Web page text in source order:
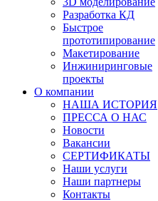
Разработка КД
Быстрое
прототипирование
Макетирование
Инжиниринговые
проекты
О компании
НАША ИСТОРИЯ
ПРЕССА О НАС
Новости
Вакансии
СЕРТИФИКАТЫ
Наши услуги
Наши партнеры
Контакты